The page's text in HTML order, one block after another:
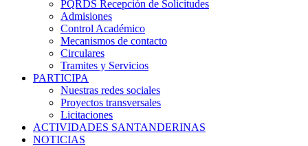
PQRDS Recepción de Solicitudes
Admisiones
Control Académico
Mecanismos de contacto
Circulares
Tramites y Servicios
PARTICIPA
Nuestras redes sociales
Proyectos transversales
Licitaciones
ACTIVIDADES SANTANDERINAS
NOTICIAS